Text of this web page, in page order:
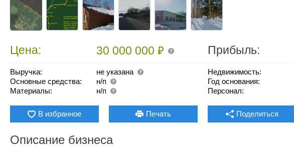
Цена: 30 000 000₽ Прибыль:
Выручка:
не указана
Основные средства:
н/п
Материалы:
н/п
Недвижимость:
Год основания:
Персонал:
В избранное Печать Поделиться
Описание бизнеса